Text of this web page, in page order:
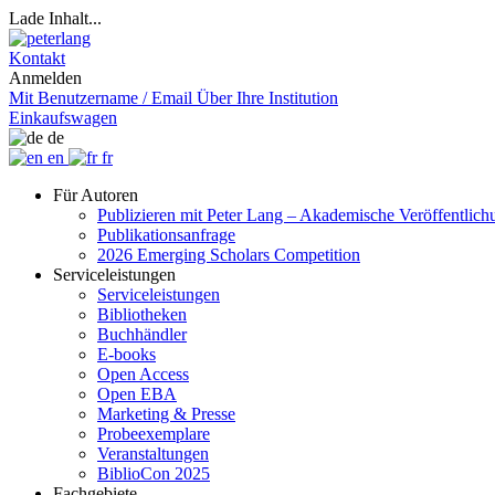
Lade Inhalt...
Kontakt
Anmelden
Mit Benutzername / Email Über Ihre Institution
Einkaufswagen
de
en
fr
Für Autoren
Publizieren mit Peter Lang – Akademische
Publikationsanfrage
2026 Emerging Scholars Competition
Serviceleistungen
Serviceleistungen
Bibliotheken
Buchhändler
E-books
Open Access
Open EBA
Marketing & Presse
Probeexemplare
Veranstaltungen
BiblioCon 2025